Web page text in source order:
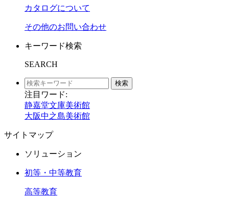
カタログについて
その他のお問い合わせ
キーワード検索
SEARCH
検索
注目ワード:
静嘉堂文庫美術館
大阪中之島美術館
サイトマップ
ソリューション
初等・中等教育
高等教育